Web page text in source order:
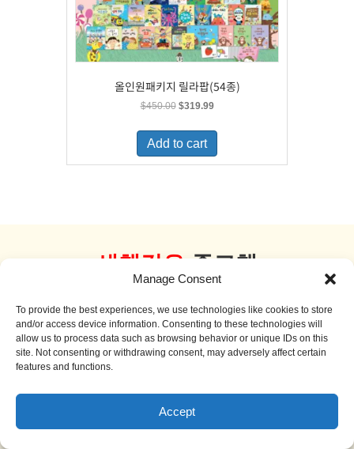
Manage Consent
To provide the best experiences, we use technologies like cookies to store
and/or access device information. Consenting to these technologies will
allow us to process data such as browsing behavior or unique IDs on this
site. Not consenting or withdrawing consent, may adversely affect certain
features and functions.
Accept
올인원패키지 릴라팝(54종)
$450.00 Original
was:
$450.00.
$319.99Current
is:
Add to cart
새책같은 중고책
더 보기
Sale!